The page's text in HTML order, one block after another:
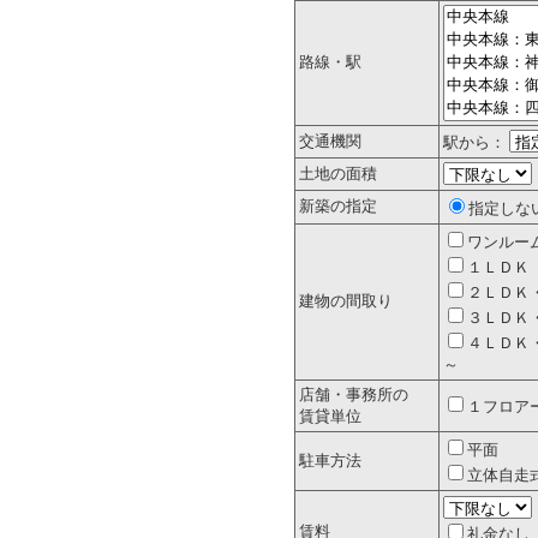
路線・駅
交通機関
駅から：
土地の面積
新築の指定
指定しな
建物の間取り
ワンルー
１ＬＤＫ
２ＬＤＫ
３ＬＤＫ
４ＬＤＫ
～
店舗・事務所の
賃貸単位
１フロア
駐車方法
平面
立体自走
賃料
礼金なし